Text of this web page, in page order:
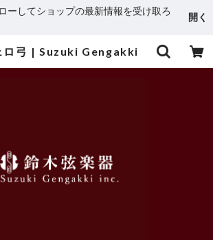
ーしてショップの最新情報を受け取ろ
開く
ロ弓 | Suzuki Gengakki